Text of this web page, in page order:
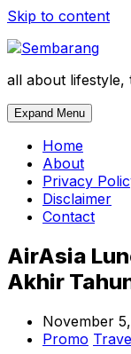
Skip to content
all about lifestyle,
Expand Menu
Home
About
Privacy
Disclaimer
Contact
AirAsia
Akhir
November
Promo